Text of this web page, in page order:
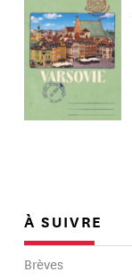
À SUIVRE
Brèves